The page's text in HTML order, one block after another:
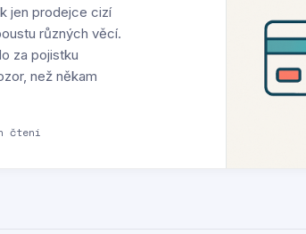
jen prodejce cizí
různých věcí.
za pojistku
než někam
čtení